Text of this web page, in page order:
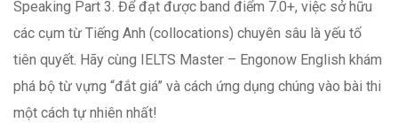
Speaking Part 3. Để đạt được band điểm 7.0+, việc sở hữu
các cụm từ Tiếng Anh (collocations) chuyên sâu là yếu tố
tiên quyết. Hãy cùng IELTS Master – Engonow English khám
phá bộ từ vựng “đắt giá” và cách ứng dụng chúng vào bài thi
một cách tự nhiên nhất!